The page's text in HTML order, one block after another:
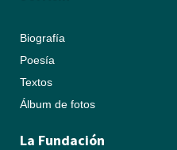
Biografía
Poesía
Textos
Álbum de fotos
La Fundación